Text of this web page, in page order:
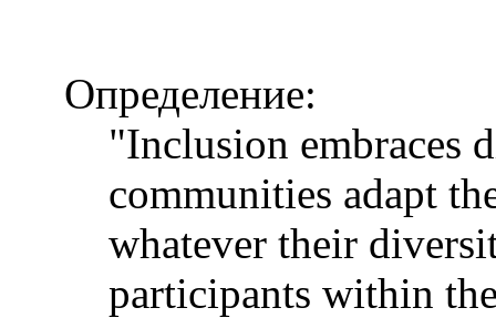
Определение:
"Inclusion embraces
communities adapt
whatever their
participants within